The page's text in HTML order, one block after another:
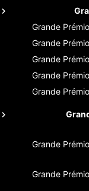
Grande
Grande
Grande
Grande
Grande
Grande
Grande